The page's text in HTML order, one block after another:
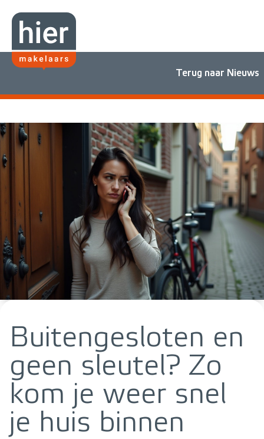
Terug naar Nieuws
Buitengesloten en
geen sleutel? Zo
kom je weer snel
je huis binnen